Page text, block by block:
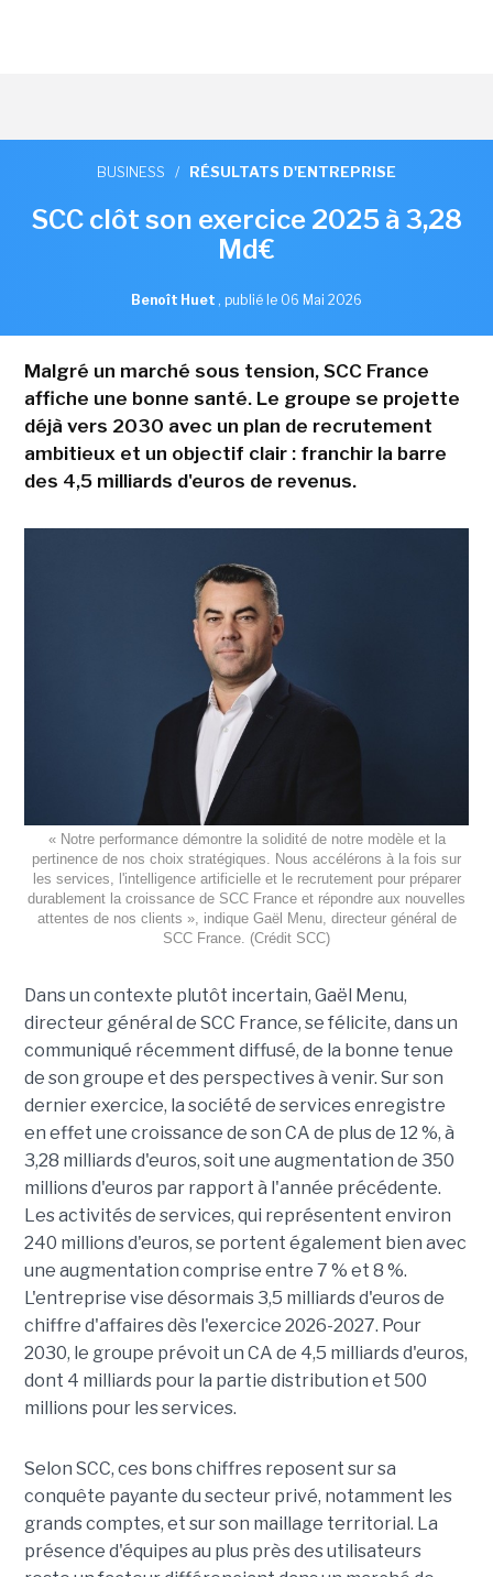
BUSINESS / RÉSULTATS D'ENTREPRISE
SCC clôt son exercice 2025 à 3,28
Md€
Benoît Huet , publié le 06 Mai 2026
Malgré un marché sous tension, SCC France
affiche une bonne santé. Le groupe se projette
déjà vers 2030 avec un plan de recrutement
ambitieux et un objectif clair : franchir la barre
des 4,5 milliards d'euros de revenus.
« Notre performance démontre la solidité de notre modèle et la
pertinence de nos choix stratégiques. Nous accélérons à la fois sur
les services, l'intelligence artificielle et le recrutement pour préparer
durablement la croissance de SCC France et répondre aux nouvelles
attentes de nos clients », indique Gaël Menu, directeur général de
SCC France. (Crédit SCC)
Dans un contexte plutôt incertain, Gaël Menu,
directeur général de SCC France, se félicite, dans un
communiqué récemment diffusé, de la bonne tenue
de son groupe et des perspectives à venir. Sur son
dernier exercice, la société de services enregistre
en effet une croissance de son CA de plus de 12 %, à
3,28 milliards d'euros, soit une augmentation de 350
millions d'euros par rapport à l'année précédente.
Les activités de services, qui représentent environ
240 millions d'euros, se portent également bien avec
une augmentation comprise entre 7 % et 8 %.
L'entreprise vise désormais 3,5 milliards d'euros de
chiffre d'affaires dès l'exercice 2026-2027. Pour
2030, le groupe prévoit un CA de 4,5 milliards d'euros,
dont 4 milliards pour la partie distribution et 500
millions pour les services.
Selon SCC, ces bons chiffres reposent sur sa
conquête payante du secteur privé, notamment les
grands comptes, et sur son maillage territorial. La
présence d'équipes au plus près des utilisateurs